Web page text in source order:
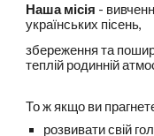
Наша місія -
українських пісень,
збереження та
теплій родинній
То ж якщо ви
розвивати свій